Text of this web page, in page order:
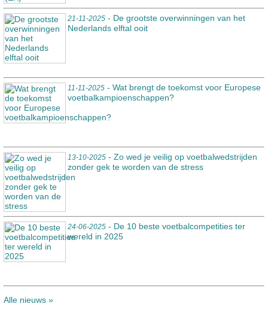
21-11-2025 - De grootste overwinningen van het
Nederlands elftal ooit
11-11-2025 - Wat brengt de toekomst voor Europese
voetbalkampioenschappen?
13-10-2025 - Zo wed je veilig op voetbalwedstrijden
zonder gek te worden van de stress
24-06-2025 - De 10 beste voetbalcompetities ter
wereld in 2025
Alle nieuws »